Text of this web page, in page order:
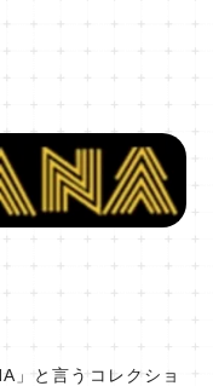
」と言うコレクショ